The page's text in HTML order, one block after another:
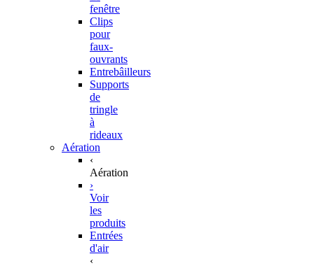
fenêtre
Clips
pour
faux-
ouvrants
Entrebâilleurs
Supports
de
tringle
à
rideaux
Aération
‹
Aération
›
Voir
les
produits
Entrées
d'air
‹